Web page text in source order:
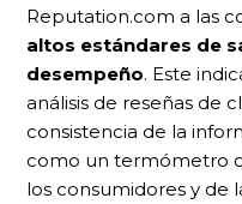
Reputation.com a las
altos estándares de
desempeño. Este
análisis de reseñas de
consistencia de la
como un termómetro
los consumidores y de